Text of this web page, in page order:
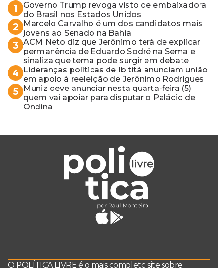
1
Governo Trump revoga visto de embaixadora
do Brasil nos Estados Unidos
2
Marcelo Carvalho é um dos candidatos mais
jovens ao Senado na Bahia
3 ACM Neto diz que Jerônimo terá de explicar
permanência de Eduardo Sodré na Sema e
sinaliza que tema pode surgir em debate
4
Lideranças políticas de Ibititá anunciam união
em apoio à reeleição de Jerônimo Rodrigues
5
Muniz deve anunciar nesta quarta-feira (5)
quem vai apoiar para disputar o Palácio de
Ondina
O POLÍTICA LIVRE é o mais completo site sobre